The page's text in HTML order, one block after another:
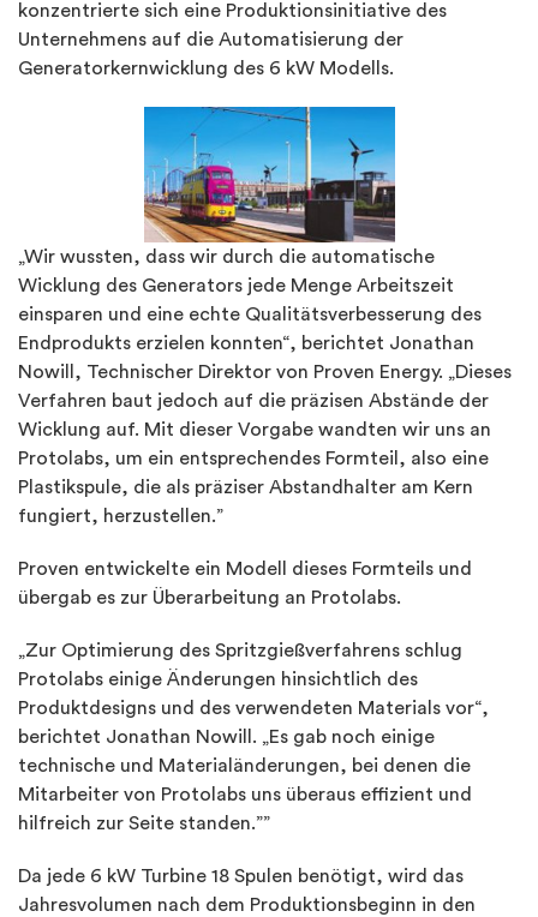
konzentrierte sich eine Produktionsinitiative des
Unternehmens auf die Automatisierung der
Generatorkernwicklung des 6 kW Modells.
„Wir wussten, dass wir durch die automatische
Wicklung des Generators jede Menge Arbeitszeit
einsparen und eine echte Qualitätsverbesserung des
Endprodukts erzielen konnten“, berichtet Jonathan
Nowill, Technischer Direktor von Proven Energy. „Dieses
Verfahren baut jedoch auf die präzisen Abstände der
Wicklung auf. Mit dieser Vorgabe wandten wir uns an
Protolabs, um ein entsprechendes Formteil, also eine
Plastikspule, die als präziser Abstandhalter am Kern
fungiert, herzustellen.”
Proven entwickelte ein Modell dieses Formteils und
übergab es zur Überarbeitung an Protolabs.
„Zur Optimierung des Spritzgießverfahrens schlug
Protolabs einige Änderungen hinsichtlich des
Produktdesigns und des verwendeten Materials vor“,
berichtet Jonathan Nowill. „Es gab noch einige
technische und Materialänderungen, bei denen die
Mitarbeiter von Protolabs uns überaus effizient und
hilfreich zur Seite standen.””
Da jede 6 kW Turbine 18 Spulen benötigt, wird das
Jahresvolumen nach dem Produktionsbeginn in den